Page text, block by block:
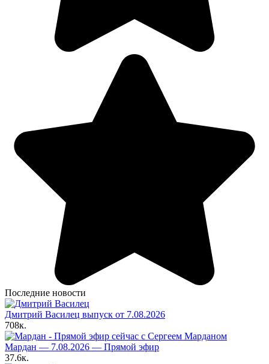
Последние новости
Дмитрий Василец выпуск от 7.08.2026
708к.
Мардан — 7.08.2026 — Прямой эфир
37.6к.